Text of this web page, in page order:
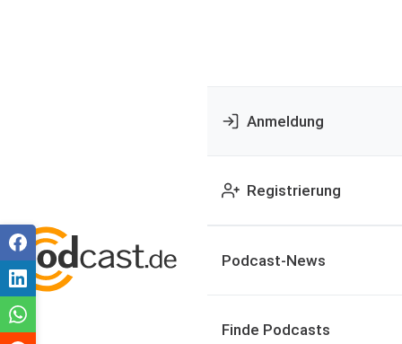
Anmeldung
Registrierung
Podcast-News
Finde Podcasts